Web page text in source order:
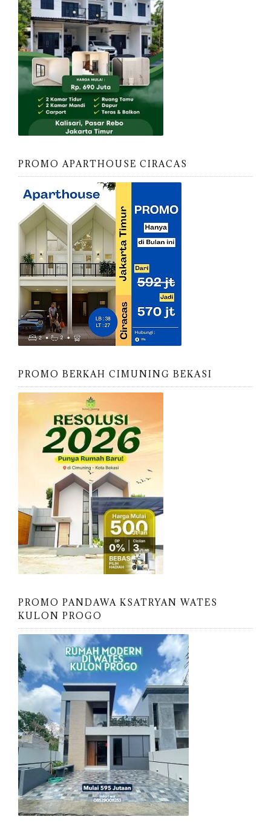
PROMO APARTHOUSE CIRACAS
PROMO BERKAH CIMUNING BEKASI
PROMO PANDAWA KSATRYAN WATES
KULON PROGO